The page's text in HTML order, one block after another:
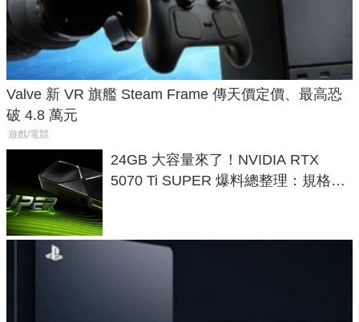
Valve 新 VR 旗艦 Steam Frame 傳天價定價、最高恐
破 4.8 萬元
遊戲/電競
24GB 大容量來了！NVIDIA RTX
5070 Ti SUPER 爆料總整理：規格、